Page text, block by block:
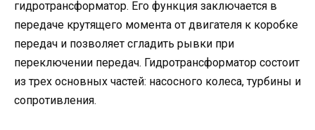
гидротрансформатор. Его функция заключается в
передаче крутящего момента от двигателя к коробке
передач и позволяет сгладить рывки при
переключении передач. Гидротрансформатор состоит
из трех основных частей: насосного колеса, турбины и
сопротивления.